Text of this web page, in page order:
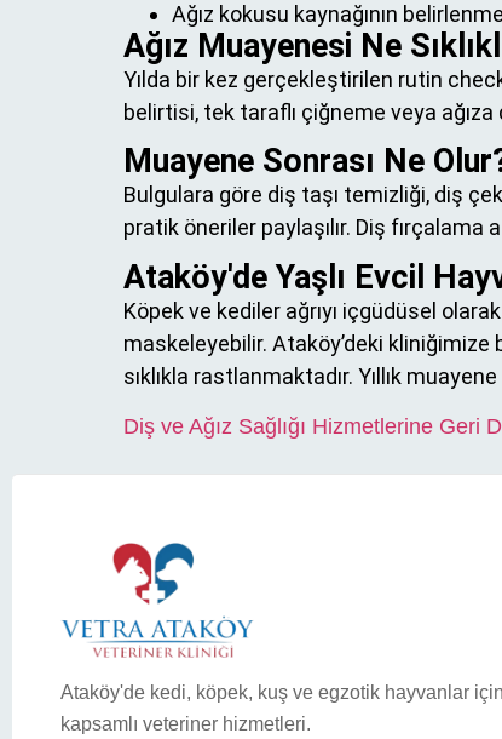
Ağız kokusu kaynağının
Ağız Muayenesi Ne
Yılda bir kez gerçekleştirilen rutin
belirtisi, tek taraflı çiğneme veya
Muayene Sonrası Ne
Bulgulara göre diş taşı temizliği, diş
pratik öneriler paylaşılır. Diş fırçalama
Ataköy'de Yaşlı Evcil
Köpek ve kediler ağrıyı içgüdüsel
maskeleyebilir. Ataköy’deki
sıklıkla rastlanmaktadır. Yıllık
Diş ve Ağız Sağlığı Hizmetlerine Geri
Ataköy'de kedi, köpek, kuş ve egzotik hayvanlar için
kapsamlı veteriner hizmetleri.